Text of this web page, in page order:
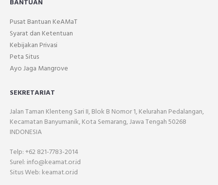
BANTUAN
Pusat Bantuan KeAMaT
Syarat dan Ketentuan
Kebijakan Privasi
Peta Situs
Ayo Jaga Mangrove
SEKRETARIAT
Jalan Taman Klenteng Sari II, Blok B Nomor 1, Kelurahan Pedalangan,
Kecamatan Banyumanik, Kota Semarang, Jawa Tengah 50268
INDONESIA
Telp: +62 821-7783-2014
Surel: info@keamat.or.id
Situs Web: keamat.or.id